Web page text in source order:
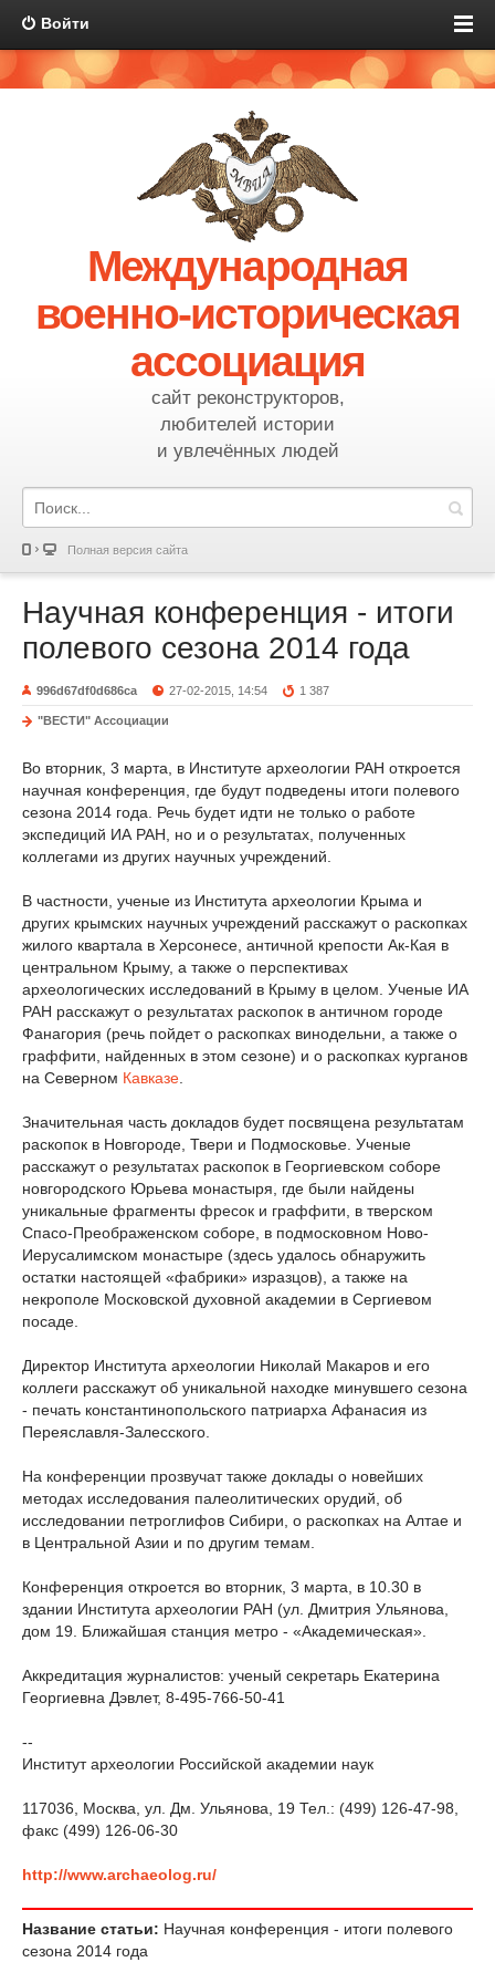
Войти
Международная
военно-историческая
ассоциация
сайт реконструкторов,
любителей истории
и увлечённых людей
Полная версия сайта
Научная конференция - итоги
полевого сезона 2014 года
996d67df0d686ca 27-02-2015, 14:54 1 387
"ВЕСТИ" Ассоциации
Во вторник, 3 марта, в Институте археологии РАН откроется
научная конференция, где будут подведены итоги полевого
сезона 2014 года. Речь будет идти не только о работе
экспедиций ИА РАН, но и о результатах, полученных
коллегами из других научных учреждений.
В частности, ученые из Института археологии Крыма и
других крымских научных учреждений расскажут о раскопках
жилого квартала в Херсонесе, античной крепости Ак-Кая в
центральном Крыму, а также о перспективах
археологических исследований в Крыму в целом. Ученые ИА
РАН расскажут о результатах раскопок в античном городе
Фанагория (речь пойдет о раскопках винодельни, а также о
граффити, найденных в этом сезоне) и о раскопках курганов
на Северном Кавказе
Значительная часть докладов будет посвящена результатам
раскопок в Новгороде, Твери и Подмосковье. Ученые
расскажут о результатах раскопок в Георгиевском соборе
новгородского Юрьева монастыря, где были найдены
уникальные фрагменты фресок и граффити, в тверском
Спасо-Преображенском соборе, в подмосковном Ново-
Иерусалимском монастыре (здесь удалось обнаружить
остатки настоящей «фабрики» изразцов), а также на
некрополе Московской духовной академии в Сергиевом
посаде.
Директор Института археологии Николай Макаров и его
коллеги расскажут об уникальной находке минувшего сезона
- печать константинопольского патриарха Афанасия из
Переяславля-Залесского.
На конференции прозвучат также доклады о новейших
методах исследования палеолитических орудий, об
исследовании петроглифов Сибири, о раскопках на Алтае и
в Центральной Азии и по другим темам.
Конференция откроется во вторник, 3 марта, в 10.30 в
здании Института археологии РАН (ул. Дмитрия Ульянова,
дом 19. Ближайшая станция метро - «Академическая».
Аккредитация журналистов: ученый секретарь Екатерина
Георгиевна Дэвлет, 8-495-766-50-41
--
Институт археологии Российской академии наук
117036, Москва, ул. Дм. Ульянова, 19 Тел.: (499) 126-47-98,
факс (499) 126-06-30
http://www.archaeolog.ru/
Название статьи: Научная конференция - итоги полевого
сезона 2014 года